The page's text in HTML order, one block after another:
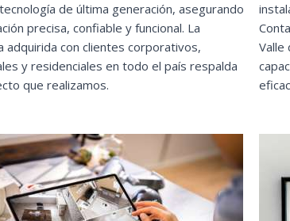
de última generación, asegurando
precisa, confiable y funcional. La
adquirida con clientes corporativos,
y residenciales en todo el país respalda
que realizamos.
Valle